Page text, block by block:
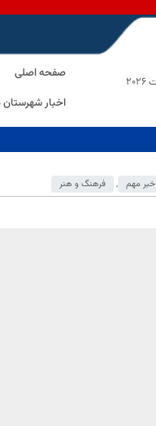
صفحه اصلی
اخبار شهرستان
خبر مهم , فرهنگ و هنر